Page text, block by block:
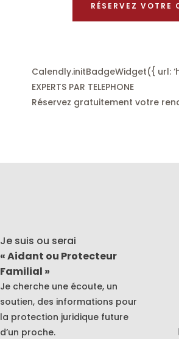
RÉSERVEZ
Calendly.initBadgeWidget({ url:
EXPERTS PAR TELEPHONE
Réservez gratuitement votre
Je suis ou serai
« Aidant ou Protecteur
Familial »
Je cherche une écoute, un
soutien, des informations pour
la protection juridique future
d’un proche.